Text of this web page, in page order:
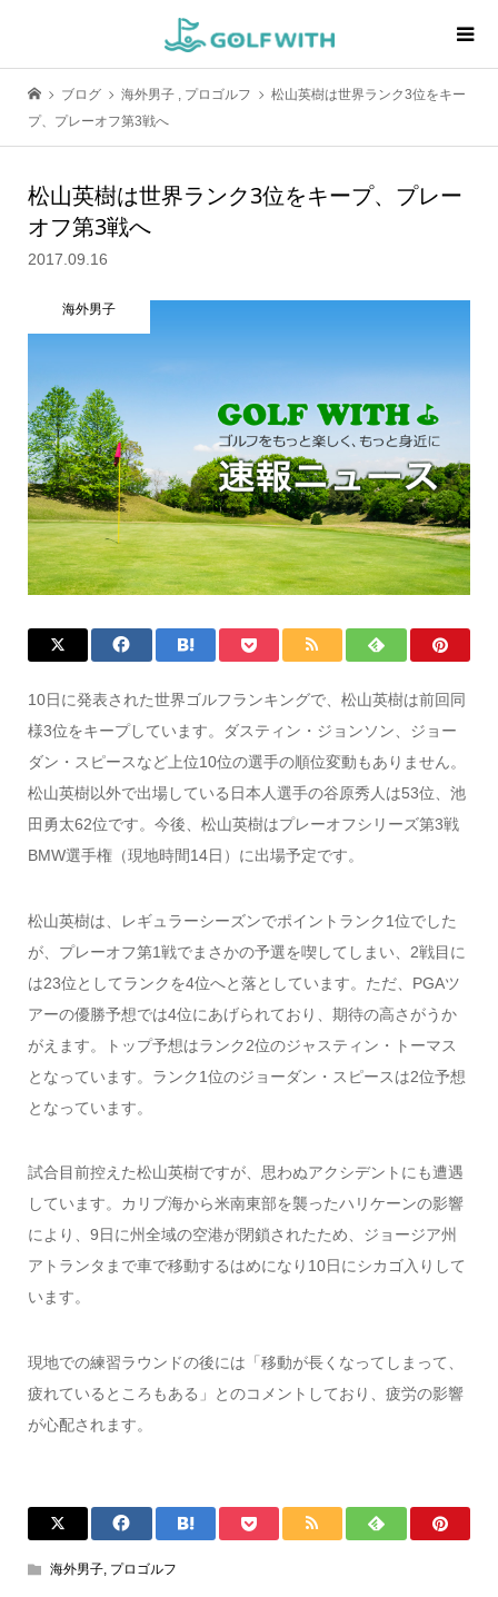
ブログ 海外男子 , プロゴルフ
松山英樹は世界ランク3位をキー
プ、プレーオフ第3戦へ
松山英樹は世界ランク3位をキープ、プレー
オフ第3戦へ
2017.09.16
海外男子
10日に発表された世界ゴルフランキングで、松山英樹は前回同
様3位をキープしています。ダスティン・ジョンソン、ジョー
ダン・スピースなど上位10位の選手の順位変動もありません。
松山英樹以外で出場している日本人選手の谷原秀人は53位、池
田勇太62位です。今後、松山英樹はプレーオフシリーズ第3戦
BMW選手権（現地時間14日）に出場予定です。
松山英樹は、レギュラーシーズンでポイントランク1位でした
が、プレーオフ第1戦でまさかの予選を喫してしまい、2戦目に
は23位としてランクを4位へと落としています。ただ、PGAツ
アーの優勝予想では4位にあげられており、期待の高さがうか
がえます。トップ予想はランク2位のジャスティン・トーマス
となっています。ランク1位のジョーダン・スピースは2位予想
となっています。
試合目前控えた松山英樹ですが、思わぬアクシデントにも遭遇
しています。カリブ海から米南東部を襲ったハリケーンの影響
により、9日に州全域の空港が閉鎖されたため、ジョージア州
アトランタまで車で移動するはめになり10日にシカゴ入りして
います。
現地での練習ラウンドの後には「移動が長くなってしまって、
疲れているところもある」とのコメントしており、疲労の影響
が心配されます。
海外男子, プロゴルフ